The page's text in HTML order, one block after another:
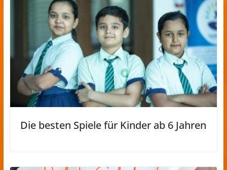
Die besten Spiele für Kinder ab 6 Jahren